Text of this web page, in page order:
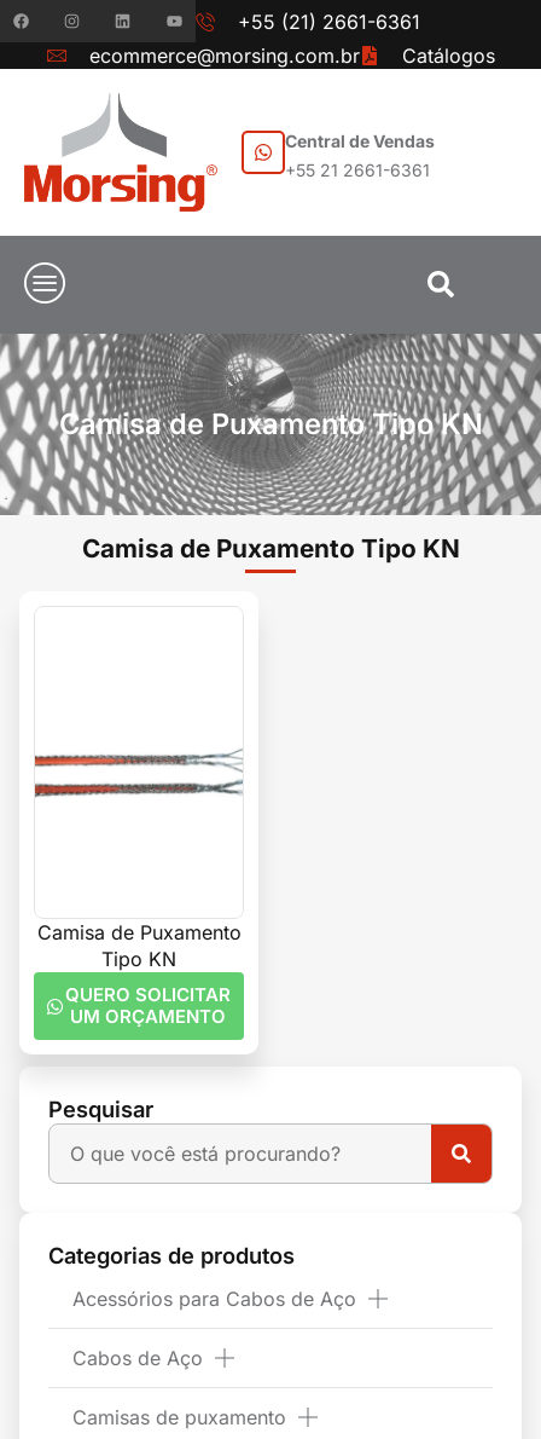
+55 (21) 2661-6361
ecommerce@morsing.com.br
Catálogos
Central de Vendas
+55 21 2661-6361
Camisa de Puxamento Tipo KN
Pesquisar
Categorias de produtos
Acessórios para Cabos de Aço
Cabos de Aço
Camisas de puxamento
Camisa de Puxamento Tipo KN
Camisa de Puxamento
Tipo KN
QUERO SOLICITAR
UM ORÇAMENTO